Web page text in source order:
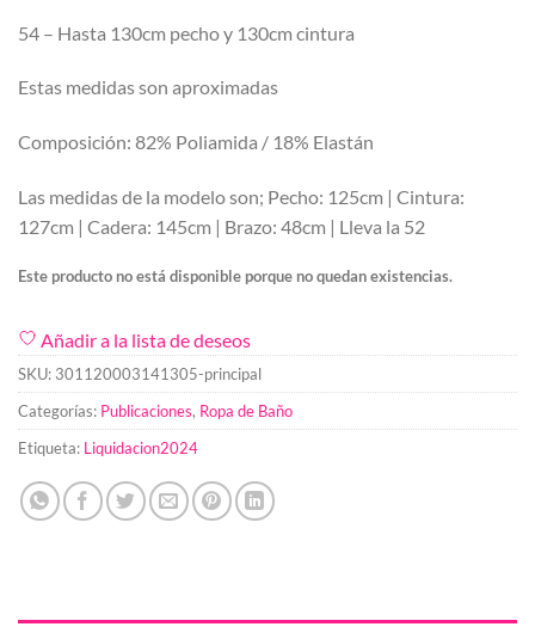
54 – Hasta 130cm pecho y 130cm cintura
Estas medidas son aproximadas
Composición: 82% Poliamida / 18% Elastán
Las medidas de la modelo son; Pecho: 125cm | Cintura:
127cm | Cadera: 145cm | Brazo: 48cm | Lleva la 52
Este producto no está disponible porque no quedan existencias.
Añadir a la lista de deseos
SKU: 301120003141305-principal
Categorías: Publicaciones, Ropa de Baño
Etiqueta: Liquidacion2024